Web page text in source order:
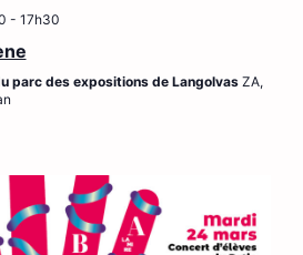
- 17h30
parc des expositions de Langolvas ZA,